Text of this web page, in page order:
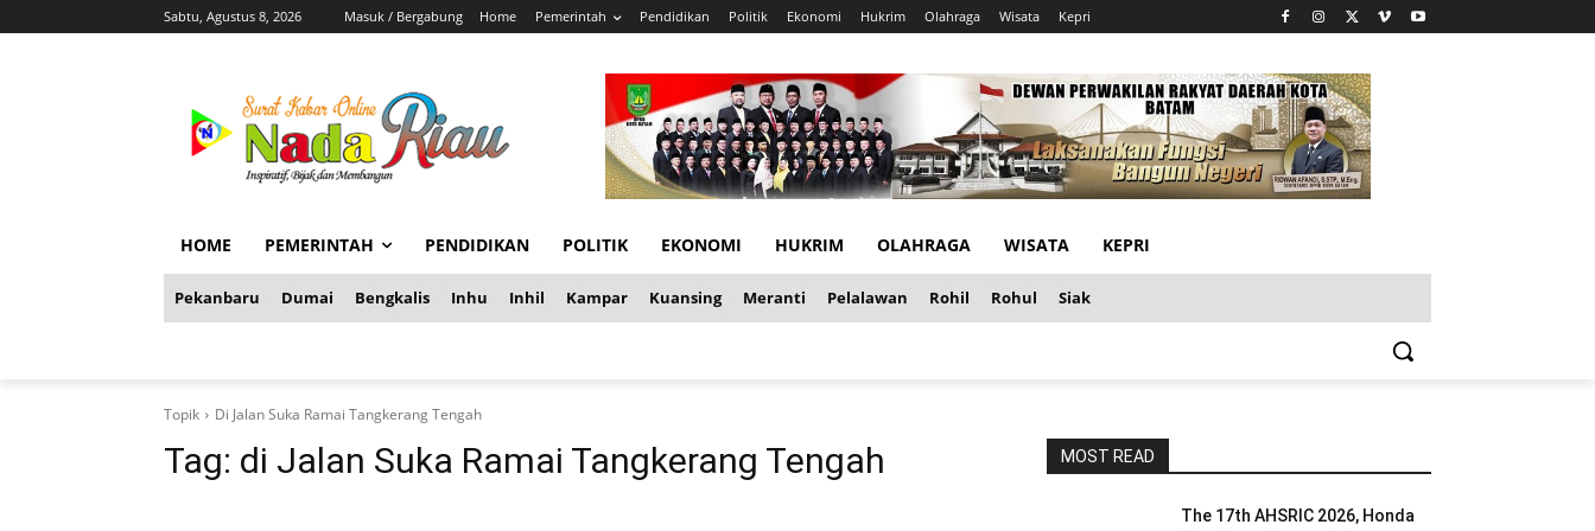
Sabtu, Agustus 8, 2026 Masuk / Bergabung Home Pemerintah Pendidikan Politik Ekonomi Hukrim Olahraga Wisata Kepri
HOME PEMERINTAH PENDIDIKAN POLITIK EKONOMI HUKRIM OLAHRAGA WISATA KEPRI
Pekanbaru Dumai Bengkalis Inhu Inhil Kampar Kuansing Meranti Pelalawan Rohil Rohul Siak
Topik Di Jalan Suka Ramai Tangkerang Tengah
Tag: di Jalan Suka Ramai Tangkerang Tengah MOST READ
The 17th AHSRIC 2026, Honda